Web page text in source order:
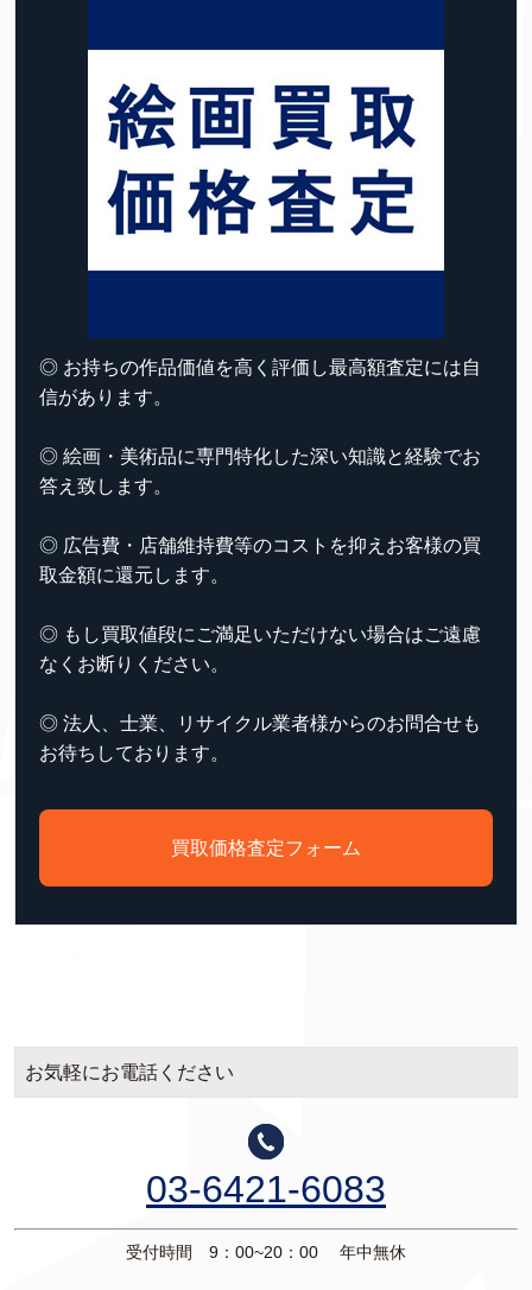
◎ お持ちの作品価値を高く評価し最高額査定には自
信があります。
◎ 絵画・美術品に専門特化した深い知識と経験でお
答え致します。
◎ 広告費・店舗維持費等のコストを抑えお客様の買
取金額に還元します。
◎ もし買取値段にご満足いただけない場合はご遠慮
なくお断りください。
◎ 法人、士業、リサイクル業者様からのお問合せも
お待ちしております。
買取価格査定フォーム
お気軽にお電話ください
03-6421-6083
受付時間 9：00~20：00 年中無休